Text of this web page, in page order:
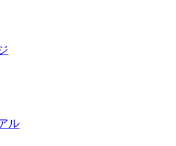
ル